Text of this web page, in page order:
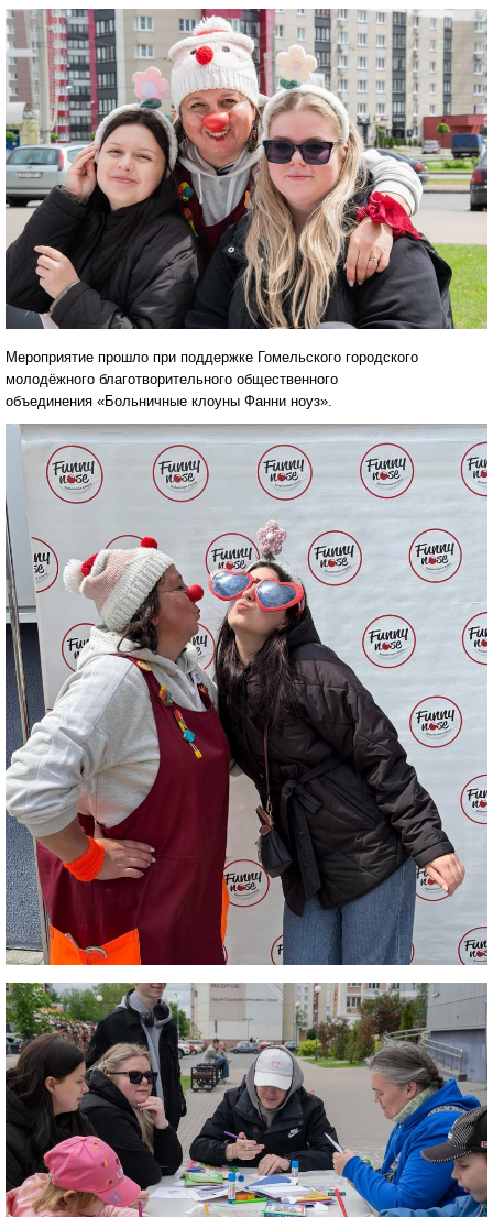
Мероприятие прошло при поддержке Гомельского городского
молодёжного благотворительного общественного
объединения «Больничные клоуны Фанни ноуз».